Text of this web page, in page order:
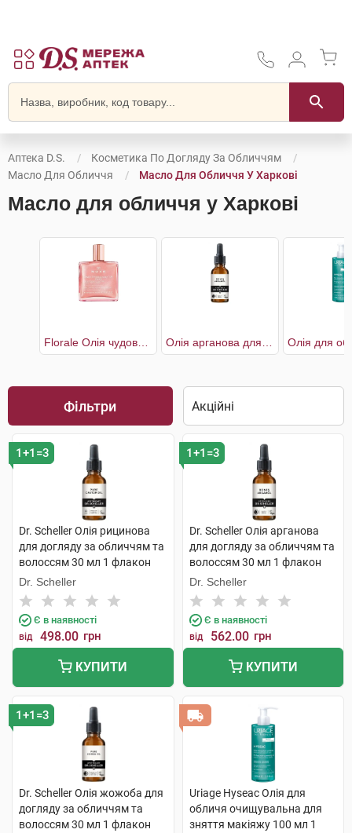
Аптека D.S.
Косметика По Догляду За Обличчям
Масло Для Обличчя
Масло Для Обличчя У Харкові
Масло для обличчя у Харкові
Фільтри
1+1=3
Dr. Scheller Олія рицинова
для догляду за обличчям та
волоссям 30 мл 1 флакон
Dr. Scheller
Є в наявності
від 498.00 грн
КУПИТИ
1+1=3
Dr. Scheller Олія арганова
для догляду за обличчям та
волоссям 30 мл 1 флакон
Dr. Scheller
Є в наявності
від 562.00 грн
КУПИТИ
1+1=3
Dr. Scheller Олія жожоба для
догляду за обличчям та
волоссям 30 мл 1 флакон
Uriage Hyseac Олія для
обличя очищувальна для
зняття макіяжу 100 мл 1